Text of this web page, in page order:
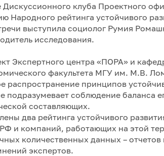
Дискуссионного клуба Проектного
Народного рейтинга устойчивого
выступила социолог Румия
исследования.
Экспертного центра «ПОРА» и
факультета МГУ им. М.В.
принципов
подразумевает соблюдение баланса
составляющих.
два рейтинга устойчивого
и компаний, работающих на этой
количественных данных –
экспертов.